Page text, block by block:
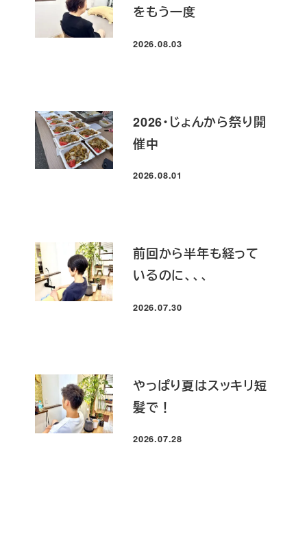
をもう一度
投稿日
2026.08.03
2026・じょんから祭り開
催中
投稿日
2026.08.01
前回から半年も経って
いるのに、、、
投稿日
2026.07.30
やっぱり夏はスッキリ短
髪で！
投稿日
2026.07.28